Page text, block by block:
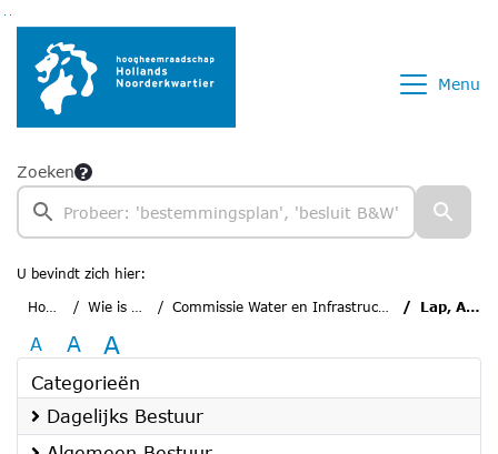
Ga naar de inhoud van deze pagina
Ga naar het zoeken
Ga naar het menu
Menu
Zoeken
U bevindt zich hier:
Home
Wie is wie Commissie Water en Infrastructuur Lap, Arie
A A A
Categorieën
Dagelijks Bestuur